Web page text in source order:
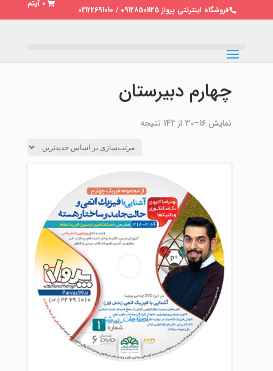
فروشگاه اینترنتی پرواز 09128501125 / 02122691010
0 آیتم
چهارم دبیرستان
نمایش 16–30 از 142 نتیجه
مرتب‌سازی
اساس
اطلاعات بیشتر